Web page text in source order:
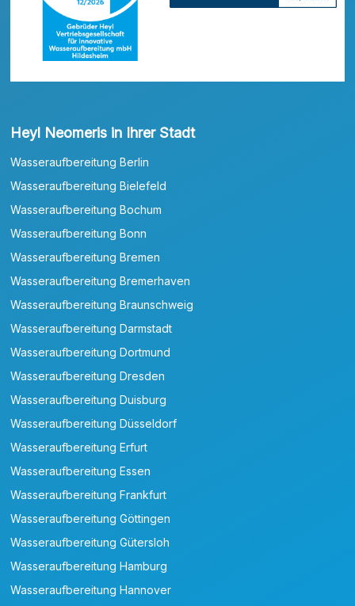
Heyl Neomeris in Ihrer Stadt
Wasseraufbereitung Berlin
Wasseraufbereitung Bielefeld
Wasseraufbereitung Bochum
Wasseraufbereitung Bonn
Wasseraufbereitung Bremen
Wasseraufbereitung Bremerhaven
Wasseraufbereitung Braunschweig
Wasseraufbereitung Darmstadt
Wasseraufbereitung Dortmund
Wasseraufbereitung Dresden
Wasseraufbereitung Duisburg
Wasseraufbereitung Düsseldorf
Wasseraufbereitung Erfurt
Wasseraufbereitung Essen
Wasseraufbereitung Frankfurt
Wasseraufbereitung Göttingen
Wasseraufbereitung Gütersloh
Wasseraufbereitung Hamburg
Wasseraufbereitung Hannover